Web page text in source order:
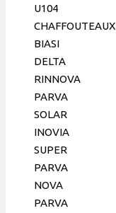
U104
CHAFFOUTEAUX
BIASI
DELTA
RINNOVA
PARVA
SOLAR
INOVIA
SUPER
PARVA
NOVA
PARVA